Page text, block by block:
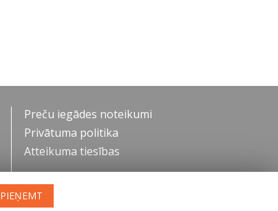
Preču iegādes noteikumi
Privātuma politika
Atteikuma tiesības
PIEŅEMT